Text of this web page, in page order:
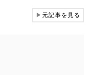
▶元記事を見る